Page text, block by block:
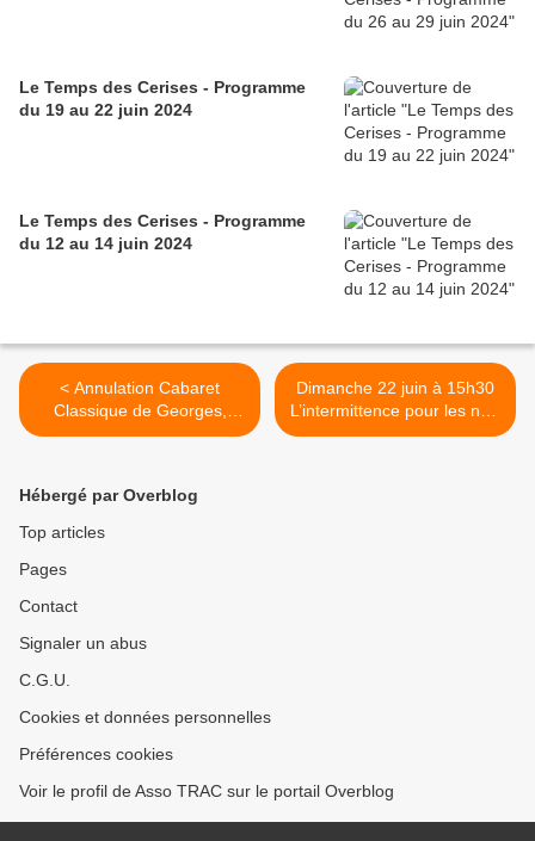
Le Temps des Cerises - Programme
du 19 au 22 juin 2024
Le Temps des Cerises - Programme
du 12 au 14 juin 2024
< Annulation Cabaret
Classique de Georges,
Dimanche Au Bord de l'Eau
Dimanche 22 juin à 15h30
L’intermittence pour les nuls
au Temps des Cerises >
Hébergé par Overblog
Top articles
Pages
Contact
Signaler un abus
C.G.U.
Cookies et données personnelles
Préférences cookies
Voir le profil de Asso TRAC sur le portail Overblog